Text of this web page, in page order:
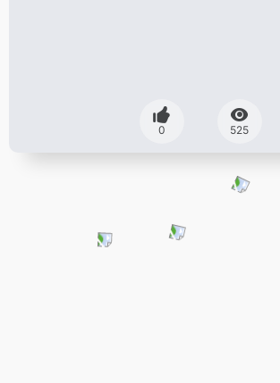
0 525